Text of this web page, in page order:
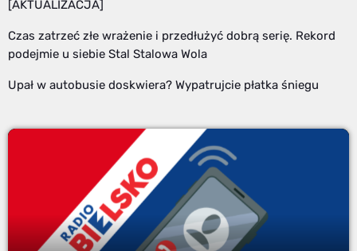
[AKTUALIZACJA]
Czas zatrzeć złe wrażenie i przedłużyć dobrą serię. Rekord
podejmie u siebie Stal Stalowa Wola
Upał w autobusie doskwiera? Wypatrujcie płatka śniegu